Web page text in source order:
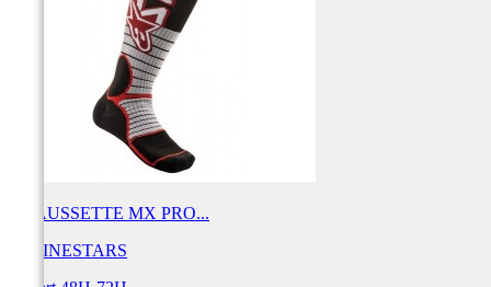
CHAUSSETTE MX PRO...
ALPINESTARS